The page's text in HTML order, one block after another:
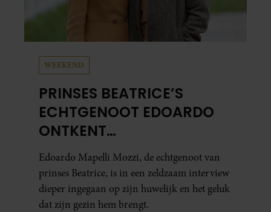
WEEKEND
PRINSES BEATRICE’S
ECHTGENOOT EDOARDO
ONTKENT
HUWELIJKSPROBLEMEN
Edoardo Mapelli Mozzi, de echtgenoot van
prinses Beatrice, is in een zeldzaam interview
dieper ingegaan op zijn huwelijk en het geluk
dat zijn gezin hem brengt.